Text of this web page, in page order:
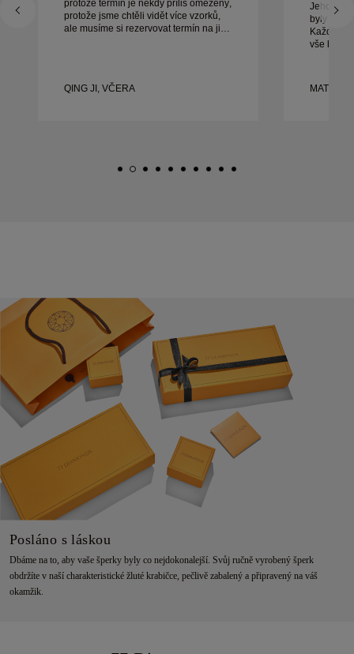
protože termín je někdy příliš omezený,
protože jsme chtěli vidět více vzorků,
ale musíme si rezervovat termín na jiný
QING JI, VČERA
Jeho
byly
Každý
vše bylo
krásné,
prsteny.
Posláno s láskou
Dbáme na to, aby vaše šperky byly co nejdokonalejší. Svůj ručně vyrobený šperk
obdržíte v naší charakteristické žluté krabičce, pečlivě zabalený a připravený na váš
okamžik.